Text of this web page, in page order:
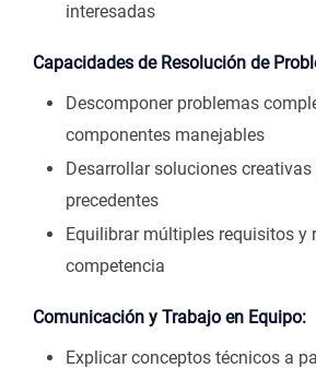
interesadas
Capacidades de Resolución de
Descomponer problemas
componentes manejables
Desarrollar soluciones
precedentes
Equilibrar múltiples requisitos y
competencia
Comunicación y Trabajo en Equipo:
Explicar conceptos técnicos a